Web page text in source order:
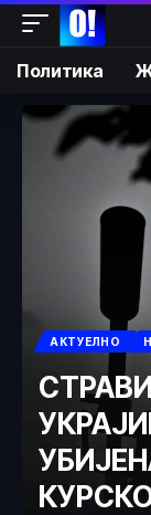
Политика
АКТУЕЛНО